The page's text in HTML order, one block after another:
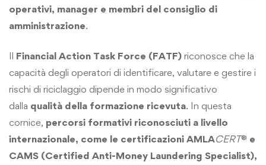
operativi, manager e membri del consiglio di
amministrazione.
Il Financial Action Task Force (FATF) riconosce che la
capacità degli operatori di identificare, valutare e gestire i
rischi di riciclaggio dipende in modo significativo
dalla qualità della formazione ricevuta. In questa
cornice, percorsi formativi riconosciuti a livello
internazionale, come le certificazioni AMLACERT® e
CAMS (Certified Anti-Money Laundering Specialist),